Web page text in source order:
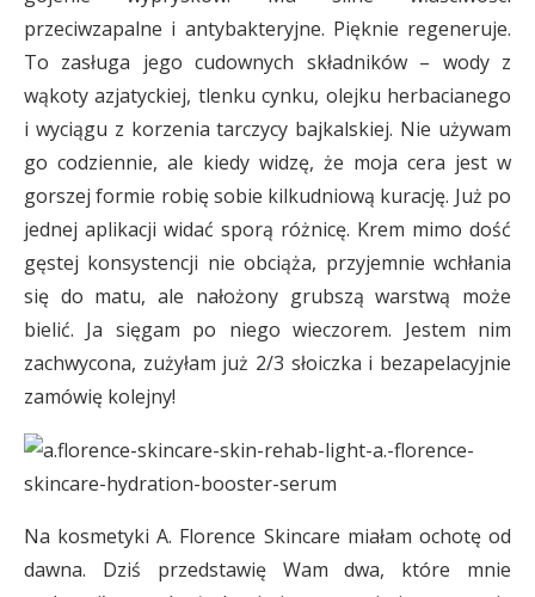
przeciwzapalne i antybakteryjne. Pięknie regeneruje.
To zasługa jego cudownych składników – wody z
wąkoty azjatyckiej, tlenku cynku, olejku herbacianego
i wyciągu z korzenia tarczycy bajkalskiej. Nie używam
go codziennie, ale kiedy widzę, że moja cera jest w
gorszej formie robię sobie kilkudniową kurację. Już po
jednej aplikacji widać sporą różnicę. Krem mimo dość
gęstej konsystencji nie obciąża, przyjemnie wchłania
się do matu, ale nałożony grubszą warstwą może
bielić. Ja sięgam po niego wieczorem. Jestem nim
zachwycona, zużyłam już 2/3 słoiczka i bezapelacyjnie
zamówię kolejny!
Na kosmetyki A. Florence Skincare miałam ochotę od
dawna. Dziś przedstawię Wam dwa, które mnie